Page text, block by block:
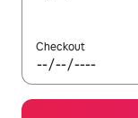
Checkout